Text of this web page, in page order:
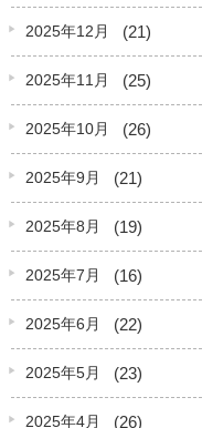
2025年12月 (21)
2025年11月 (25)
2025年10月 (26)
2025年9月 (21)
2025年8月 (19)
2025年7月 (16)
2025年6月 (22)
2025年5月 (23)
2025年4月 (26)